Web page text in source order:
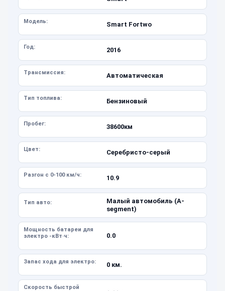
Модель: Smart Fortwo
Год: 2016
Трансмиссия: Автоматическая
Тип топлива: Бензиновый
Пробег: 38600км
Цвет: Серебристо-серый
Разгон с 0-100 км/ч: 10.9
Тип авто:
Малый автомобиль (A-
segment)
Мощность батареи для
электро -кВт·ч:
0.0
Запас хода для электро: 0 км.
Скорость быстрой